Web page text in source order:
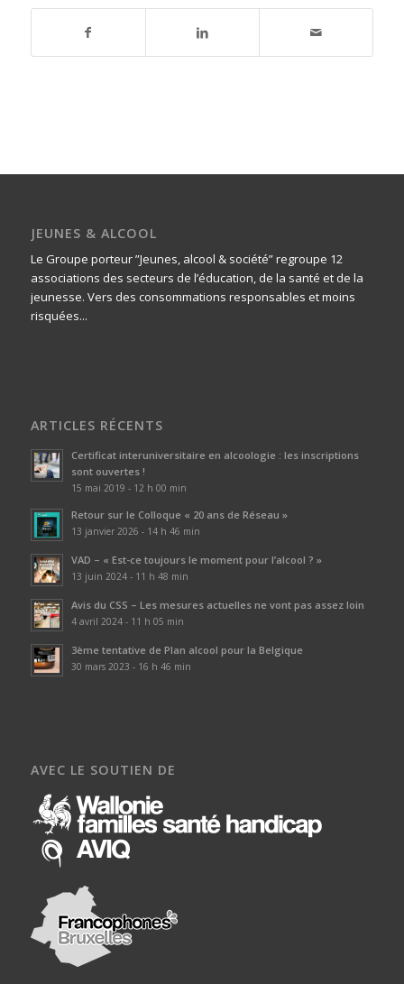
JEUNES & ALCOOL
Le Groupe porteur ”Jeunes, alcool & société” regroupe 12
associations des secteurs de l’éducation, de la santé et de la
jeunesse. Vers des consommations responsables et moins
risquées...
ARTICLES RÉCENTS
Certificat interuniversitaire en alcoologie : les inscriptions
sont ouvertes !
15 mai 2019 - 12 h 00 min
Retour sur le Colloque « 20 ans de Réseau »
13 janvier 2026 - 14 h 46 min
VAD – « Est-ce toujours le moment pour l’alcool ? »
13 juin 2024 - 11 h 48 min
Avis du CSS – Les mesures actuelles ne vont pas assez loin
4 avril 2024 - 11 h 05 min
3ème tentative de Plan alcool pour la Belgique
30 mars 2023 - 16 h 46 min
AVEC LE SOUTIEN DE